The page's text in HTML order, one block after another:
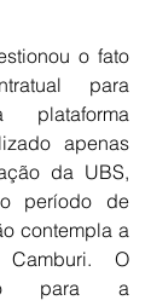
o fato
para
apenas
da UBS,
período de
contempla a
O
para a